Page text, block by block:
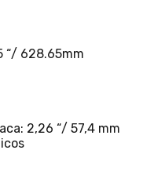
“/ 628.65mm
2,26 “/ 57,4 mm